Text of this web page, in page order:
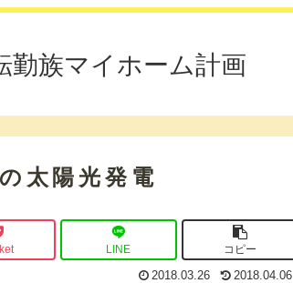
勤族マイホーム計画
太陽光発電
LINE コピー
2018.03.26 2018.04.06